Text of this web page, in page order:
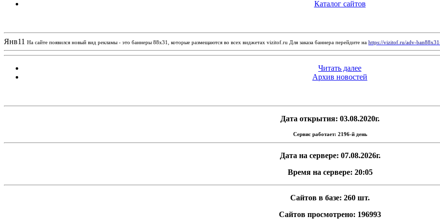
Каталог сайтов
Янв11 На сайте появился новый вид рекламы - это баннеры 88х31, которые размещаются во всех виджетах vizitof.ru Для заказа баннера перейдите на https://vizitof.ru/adv-
Читать далее
Архив новостей
Дата открытия: 03.08.2020г.
Сервис работает: 2196-й день
Дата на сервере: 07.08.2026г.
Время на сервере: 20:05
Сайтов в базе: 260 шт.
Сайтов просмотрено: 196993